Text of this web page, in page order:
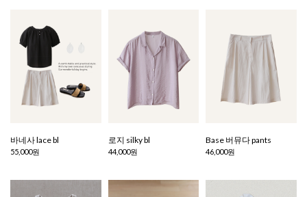
바네사 lace bl
55,000원
로지 silky bl
44,000원
Base 버뮤다 pants
46,000원